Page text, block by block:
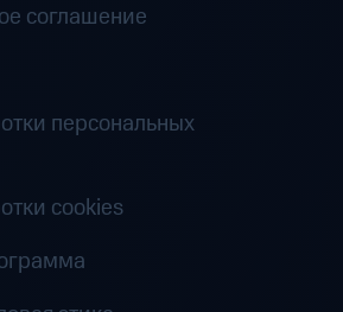
соглашение
персональных
cookies